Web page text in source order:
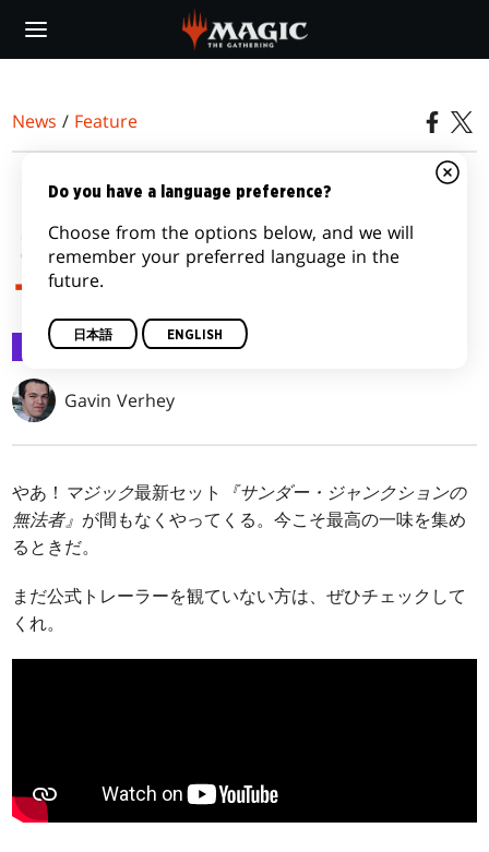
main
News / Feature
『サンダー・ジャンクシ
ョンの無法者』プレリリ
ース入門
Feature 2024/04/10
Gavin Verhey
やあ！ マジック最新セット
『サンダー・ジャンクションの
無法者』 が間もなくやってくる。今こそ最高の一味を集め
るときだ。
まだ公式トレーラーを観ていない方は、ぜひチェックして
くれ。
Do you have a language preference?
Choose from the options below, and we will
remember your preferred language in the
future.
日本語 ENGLISH